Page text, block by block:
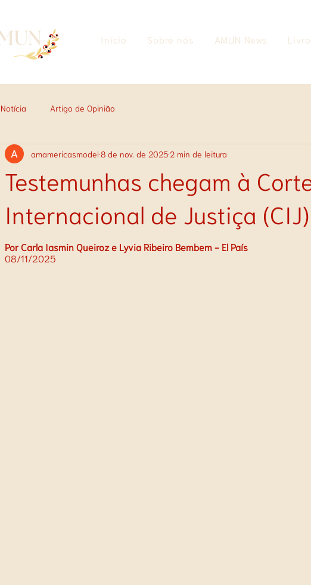
Início Sobre nós AMUN News Livro
Notícia Artigo de Opinião
Testemunhas chegam à
Internacional de Justiça (CIJ)
amamericasmodel 8 de nov. de 2025 2 min de leitura
Por Carla Iasmin Queiroz e Lyvia Ribeiro Bembem - El País
08/11/2025